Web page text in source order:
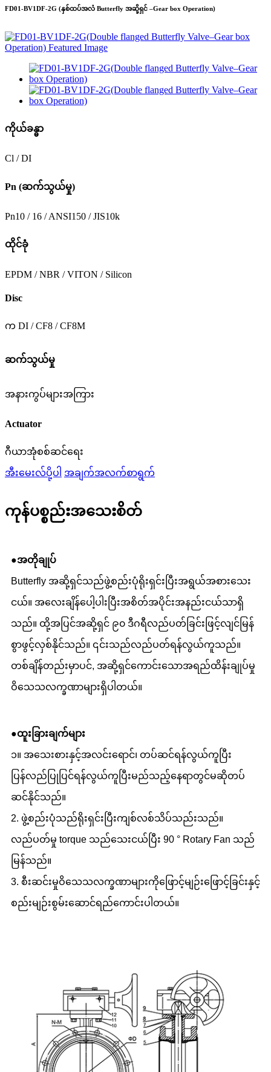
FD01-BV1DF-2G (နှစ်ထပ်အလံ Butterfly အဆို့ရှင် –Gear box Operation)
ကိုယ်ခန္ဓာ
Cl / DI
Pn (ဆက်သွယ်မှု)
Pn10 / 16 / ANSI150 / JIS10k
ထိုင်ခုံ
EPDM / NBR / VITON / Silicon
Disc
က DI / CF8 / CF8M
ဆက်သွယ်မှု
အနားကွပ်များအကြား
Actuator
ဂီယာအုံစစ်ဆင်ရေး
အီးမေးလ်ပို့ပါ အချက်အလက်စာရွက်
ကုန်ပစ္စည်းအသေးစိတ်
●အတိုချုပ်
Butterfly အဆို့ရှင်သည်ဖွဲ့စည်းပုံရိုးရှင်းပြီးအရွယ်အစားသေး
ငယ်။ အလေးချိန်ပေါ့ပါးပြီးအစိတ်အပိုင်းအနည်းငယ်သာရှိ
သည်။ ထို့အပြင်အဆို့ရှင် ၉၀ ဒီဂရီလည်ပတ်ခြင်းဖြင့်လျင်မြန်
စွာဖွင့်လှစ်နိုင်သည်။ ၎င်းသည်လည်ပတ်ရန်လွယ်ကူသည်။
တစ်ချိန်တည်းမှာပင်, အဆို့ရှင်ကောင်းသောအရည်ထိန်းချုပ်မှု
ဝိသေသလက္ခဏာများရှိပါတယ်။
●ထူးခြားချက်များ
၁။ အသေးစားနှင့်အလင်းရောင်၊ တပ်ဆင်ရန်လွယ်ကူပြီး
ပြန်လည်ပြုပြင်ရန်လွယ်ကူပြီးမည်သည့်နေရာတွင်မဆိုတပ်
ဆင်နိုင်သည်။
2. ဖွဲ့စည်းပုံသည်ရိုးရှင်းပြီးကျစ်လစ်သိပ်သည်းသည်။
လည်ပတ်မှု torque သည်သေးငယ်ပြီး 90 ° Rotary Fan သည်
မြန်သည်။
3. စီးဆင်းမှုဝိသေသလက္ခဏာများကိုဖြောင့်မျဉ်းဖြောင့်ခြင်းနှင့်
စည်းမျဉ်းစွမ်းဆောင်ရည်ကောင်းပါတယ်။